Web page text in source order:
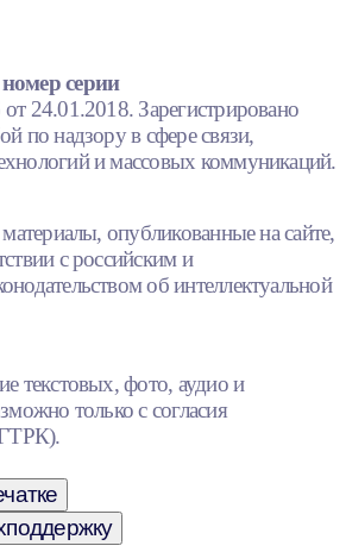
серии
24.01.2018. Зарегистрировано
по надзору в сфере связи,
и массовых коммуникаций.
опубликованные на сайте,
с российским и
об интеллектуальной
текстовых, фото, аудио и
только с согласия